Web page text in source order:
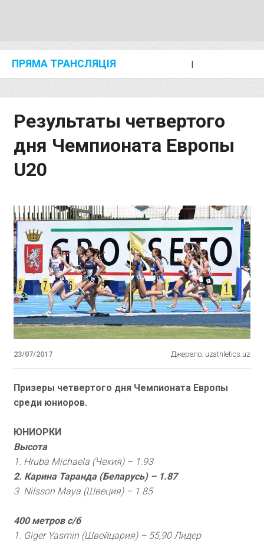
ПРЯМА ТРАНСЛЯЦІЯ I
Результаты четвертого
дня Чемпионата Европы
U20
23/07/2017 Джерело: uzathletics.uz
Призеры четвертого дня Чемпионата Европы
среди юниоров.
ЮНИОРКИ
Высота
1. Hruba Michaela (Чехия) – 1.93
2. Карина Таранда (Беларусь) – 1.87
3. Nilsson Maya (Швеция) – 1.85
400 метров с/б
1. Giger Yasmin (Швейцария) – 55,90 Лидер